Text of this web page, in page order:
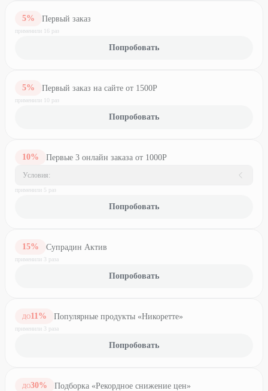
5% Первый заказ
применили 16 раз
Попробовать
5% Первый заказ на сайте от 1500Р
применили 10 раз
Попробовать
10% Первые 3 онлайн заказа от 1000Р
Условия:
применили 5 раз
Попробовать
15% Супрадин Актив
применили 3 раз а
Попробовать
ДО11 % Популярные продукты «Никоретте»
применили 3 раз а
Попробовать
ДО30% Подборка «Рекордное снижение цен»